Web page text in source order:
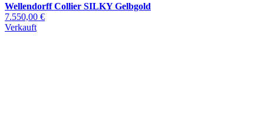
Wellendorff Collier SILKY Gelbgold
7.550,00 €
Verkauft